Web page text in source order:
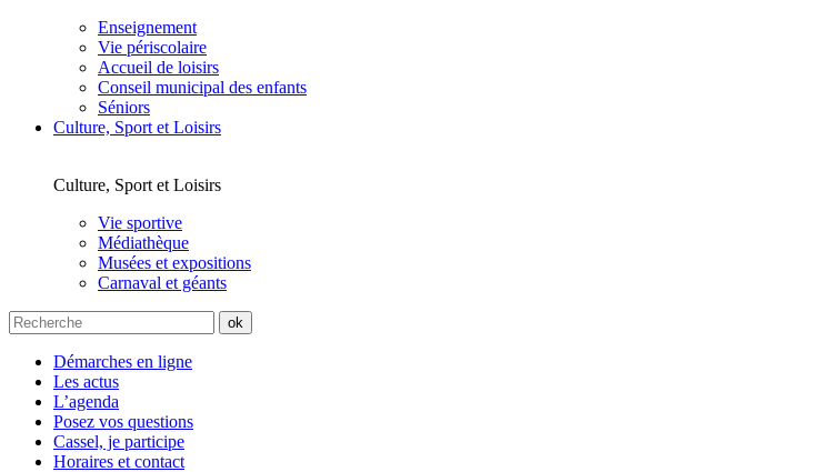
Enseignement
Vie périscolaire
Accueil de loisirs
Conseil municipal des enfants
Séniors
Culture, Sport et Loisirs
Culture, Sport et Loisirs
Vie sportive
Médiathèque
Musées et expositions
Carnaval et géants
Démarches en ligne
Les actus
L’agenda
Posez vos questions
Cassel, je participe
Horaires et contact